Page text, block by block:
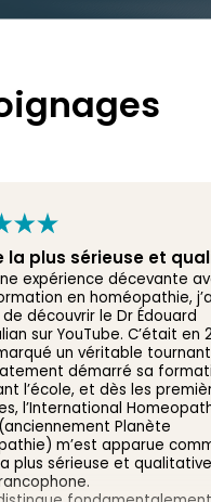
la plus sérieuse et
expérience décevante
en homéopathie,
découvrir le Dr Édouard
sur YouTube. C’était en
un véritable
démarré sa
l’école, et dès les
l’International
Planète
m’est apparue
plus sérieuse et